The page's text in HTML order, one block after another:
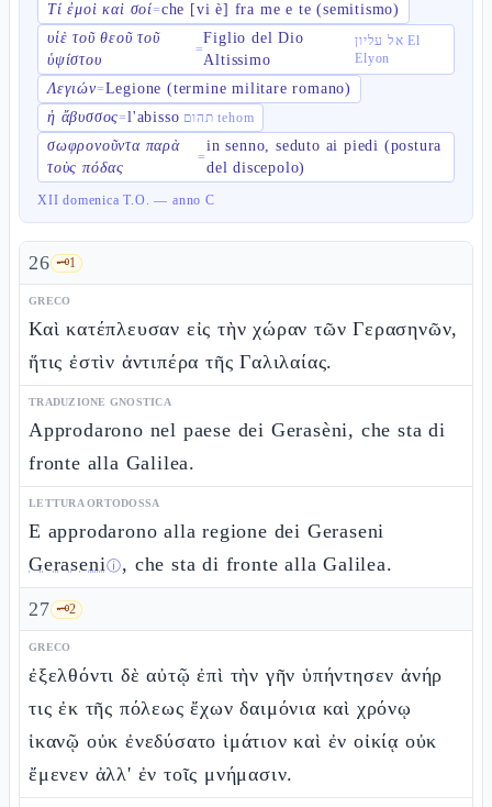
Τί ἐμοὶ καὶ σοί=che [vi è] fra me e te (semitismo)
υἱὲ τοῦ θεοῦ τοῦ
ὑψίστου
=
Figlio del Dio
Altissimo
אל עליון El
Elyon
Λεγιών=Legione (termine militare romano)
ἡ ἄβυσσος=l'abisso תהום tehom
σωφρονοῦντα παρὰ
τοὺς πόδας
=
in senno, seduto ai piedi (postura
del discepolo)
XII domenica T.O. — anno C
26 🗝️1
GRECO
Καὶ κατέπλευσαν εἰς τὴν χώραν τῶν Γερασηνῶν,
ἥτις ἐστὶν ἀντιπέρα τῆς Γαλιλαίας.
TRADUZIONE GNOSTICA
Approdarono nel paese dei Gerasèni, che sta di
fronte alla Galilea.
LETTURA ORTODOSSA
E approdarono alla regione dei Geraseni
Geraseniⓘ, che sta di fronte alla Galilea.
27 🗝️2
GRECO
ἐξελθόντι δὲ αὐτῷ ἐπὶ τὴν γῆν ὑπήντησεν ἀνήρ
τις ἐκ τῆς πόλεως ἔχων δαιμόνια καὶ χρόνῳ
ἱκανῷ οὐκ ἐνεδύσατο ἱμάτιον καὶ ἐν οἰκίᾳ οὐκ
ἔμενεν ἀλλ' ἐν τοῖς μνήμασιν.